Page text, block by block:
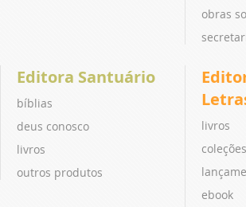
obras
Editora Santuário
bíblias
deus conosco
livros
outros produtos
livros
coleções
ebook